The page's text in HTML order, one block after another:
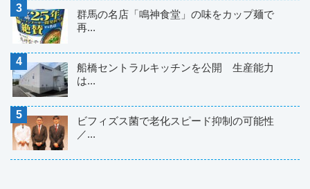
群馬の名店「鳴神食堂」の味をカップ麺で
再...
船橋セントラルキッチンを公開 生産能力
は...
ビフィズス菌で老化スピード抑制の可能性
／...